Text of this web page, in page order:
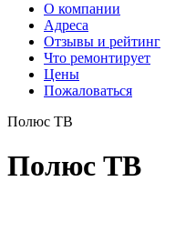
О компании
Адреса
Отзывы и рейтинг
Что ремонтирует
Цены
Пожаловаться
Полюс ТВ
Полюс ТВ